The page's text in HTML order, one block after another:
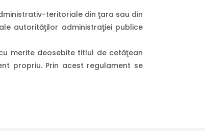
teritoriale din ţara sau din
autorităţilor administraţiei publice
merite deosebite titlul de cetăţean
propriu. Prin acest regulament se